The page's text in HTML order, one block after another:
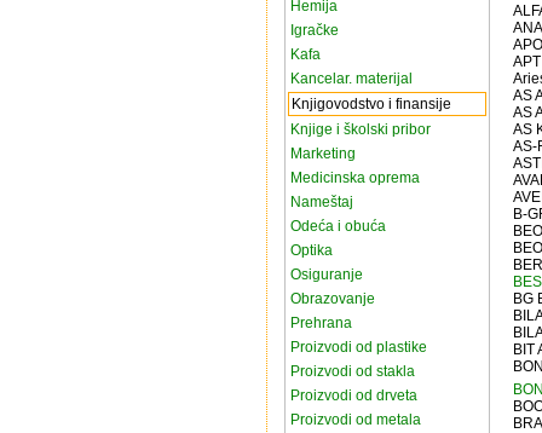
Hemija
Igračke
Kafa
Kancelar. materijal
Knjigovodstvo i finansije
Knjige i školski pribor
Marketing
Medicinska oprema
Nameštaj
Odeća i obuća
Optika
Osiguranje
Obrazovanje
Prehrana
Proizvodi od plastike
Proizvodi od stakla
Proizvodi od drveta
Proizvodi od metala
AS
AS
AS
AS-
B-
BG
BIT